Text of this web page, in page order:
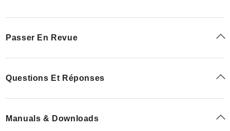
Passer En Revue
Questions Et Réponses
Manuals & Downloads